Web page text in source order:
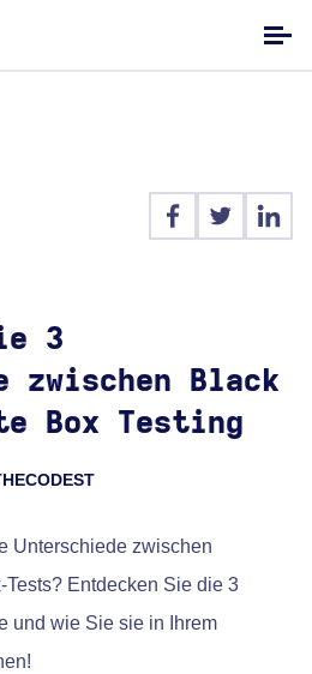
3
zwischen Black
Box Testing
Unterschiede zwischen
Entdecken Sie die 3
und wie Sie sie in Ihrem